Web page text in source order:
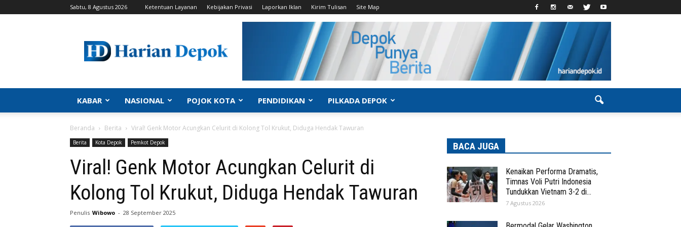
Sabtu, 8 Agustus 2026 Ketentuan Layanan Kebijakan Privasi Laporkan Iklan Kirim Tulisan Site Map
Depok
|
Kabar
Depok,
Info
Depok,
Portal
Depok
KABAR NASIONAL POJOK KOTA PENDIDIKAN PILKADA DEPOK
Beranda Berita Viral! Genk Motor Acungkan Celurit di Kolong Tol Krukut, Diduga Hendak Tawuran
Berita Kota Depok Pemkot Depok
Viral! Genk Motor Acungkan Celurit di
Kolong Tol Krukut, Diduga Hendak Tawuran
Penulis Wibowo - 28 September 2025
BACA JUGA
Kenaikan Performa Dramatis,
Timnas Voli Putri Indonesia
Tundukkan Vietnam 3-2 di...
7 Agustus 2026